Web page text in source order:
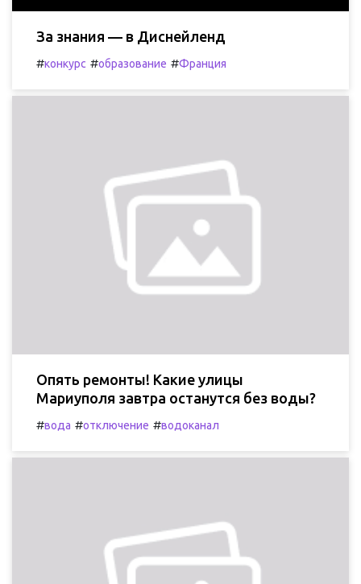
За знания — в Диснейленд
#конкурс #образование #Франция
Опять ремонты! Какие улицы
Мариуполя завтра останутся без воды?
#вода #отключение #водоканал